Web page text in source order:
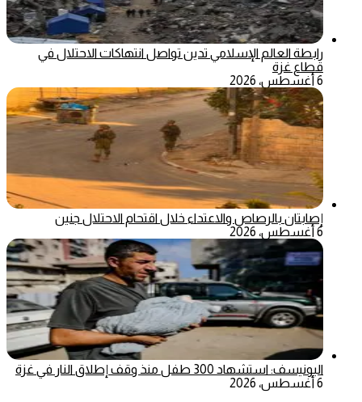
رابطة العالم الإسلامي تدين تواصل انتهاكات الاحتلال في
قطاع غزة
6 أغسطس، 2026
إصابتان بالرصاص والاعتداء خلال اقتحام الاحتلال جنين
6 أغسطس، 2026
اليونيسف: استشهاد 300 طفل منذ وقف إطلاق النار في غزة
6 أغسطس، 2026